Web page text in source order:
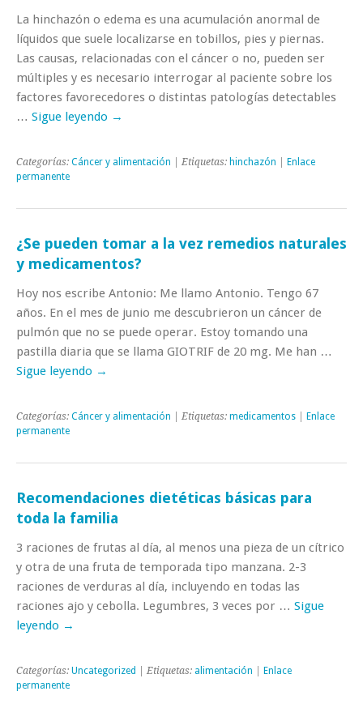
La hinchazón o edema es una acumulación anormal de
líquidos que suele localizarse en tobillos, pies y piernas.
Las causas, relacionadas con el cáncer o no, pueden ser
múltiples y es necesario interrogar al paciente sobre los
factores favorecedores o distintas patologías detectables
… Sigue leyendo →
Categorías: Cáncer y alimentación | Etiquetas: hinchazón
Enlace
permanente
¿Se pueden tomar a la vez remedios naturales
y medicamentos?
Hoy nos escribe Antonio: Me llamo Antonio. Tengo 67
años. En el mes de junio me descubrieron un cáncer de
pulmón que no se puede operar. Estoy tomando una
pastilla diaria que se llama GIOTRIF de 20 mg. Me han …
Sigue leyendo →
Categorías: Cáncer y alimentación | Etiquetas: medicamentos
Enlace
permanente
Recomendaciones dietéticas básicas para
toda la familia
3 raciones de frutas al día, al menos una pieza de un cítrico
y otra de una fruta de temporada tipo manzana. 2-3
raciones de verduras al día, incluyendo en todas las
raciones ajo y cebolla. Legumbres, 3 veces por … Sigue
leyendo →
Categorías: Uncategorized | Etiquetas: alimentación
Enlace
permanente